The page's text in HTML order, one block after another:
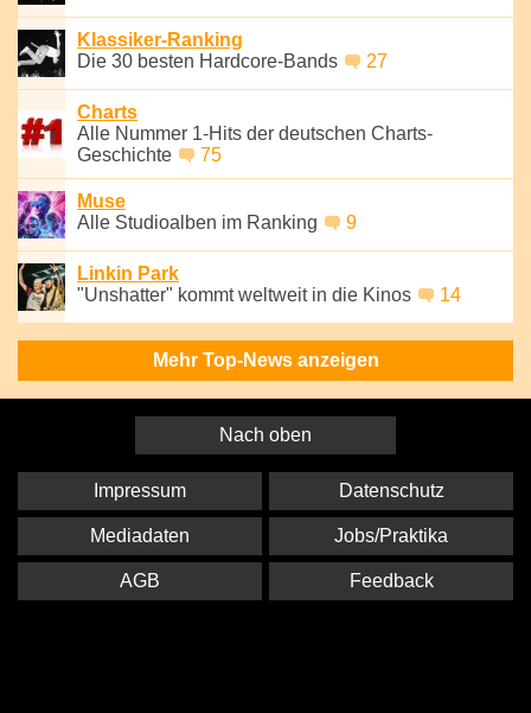
Klassiker-Ranking
Die 30 besten Hardcore-Bands
27
Charts
Alle Nummer 1-Hits der deutschen Charts-
Geschichte
75
Muse
Alle Studioalben im Ranking
9
Linkin Park
"Unshatter" kommt weltweit in die Kinos
14
Mehr Top-News anzeigen
Nach oben
Impressum Datenschutz
Mediadaten Jobs/Praktika
AGB Feedback